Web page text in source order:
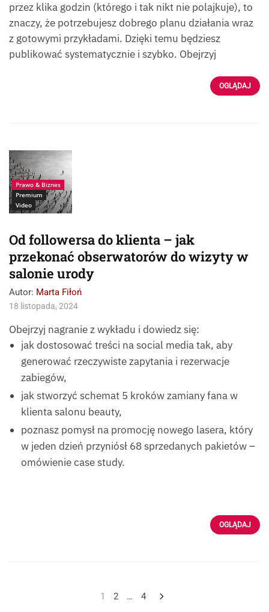
przez klika godzin (którego i tak nikt nie polajkuje), to
znaczy, że potrzebujesz dobrego planu działania wraz
z gotowymi przykładami. Dzięki temu będziesz
publikować systematycznie i szybko. Obejrzyj
OGLĄDAJ
Prawo & Biznes
Premium
Video
Od followersa do klienta – jak
przekonać obserwatorów do wizyty w
salonie urody
Autor: Marta Fiłoń
18 listopada, 2024
Obejrzyj nagranie z wykładu i dowiedz się:
jak dostosować treści na social media tak, aby
generować rzeczywiste zapytania i rezerwacje
zabiegów,
jak stworzyć schemat 5 kroków zamiany fana w
klienta salonu beauty,
poznasz pomysł na promocję nowego lasera, który
w jeden dzień przyniósł 68 sprzedanych pakietów –
omówienie case study.
OGLĄDAJ
1 2 … 4